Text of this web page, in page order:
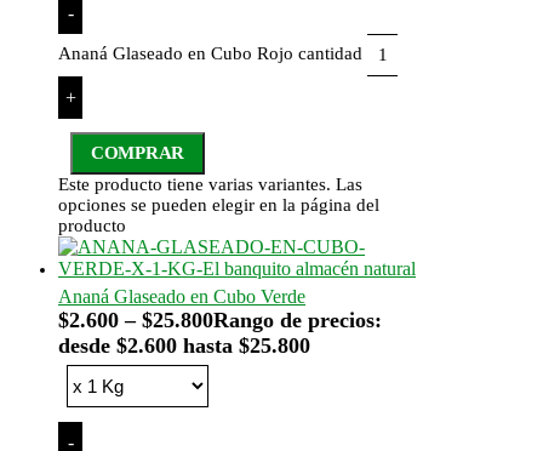
-
Ananá Glaseado en Cubo Rojo cantidad
+
COMPRAR
Este producto tiene varias variantes. Las
opciones se pueden elegir en la página del
producto
Ananá Glaseado en Cubo Verde
$2.600 – $25.800Rango de precios:
desde $2.600 hasta $25.800
-